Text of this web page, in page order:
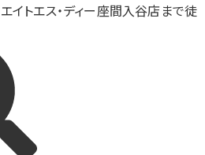
イトエス・ディー座間入谷店まで徒